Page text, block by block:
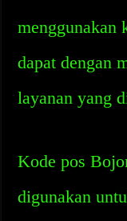
menggunakan
dapat dengan
layanan yang
Kode pos
digunakan